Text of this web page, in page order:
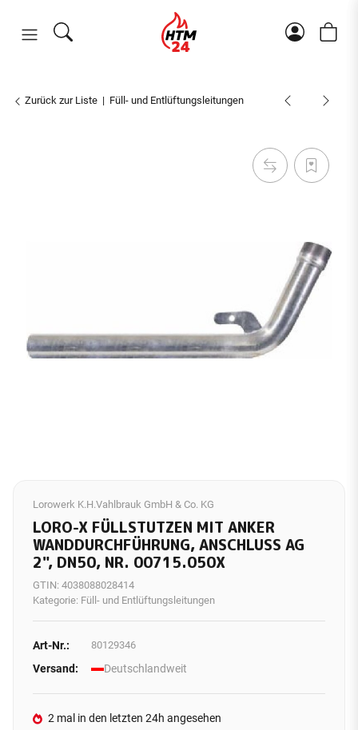
Zurück zur Liste Füll- und Entlüftungsleitungen
Lorowerk K.H.Vahlbrauk GmbH & Co. KG
LORO-X FÜLLSTUTZEN MIT ANKER
WANDDURCHFÜHRUNG, ANSCHLUSS AG
2", DN50, NR. 00715.050X
GTIN: 4038088028414
Kategorie: Füll- und Entlüftungsleitungen
Art-Nr.: 80129346
Versand: Deutschlandweit
2 mal in den letzten 24h angesehen